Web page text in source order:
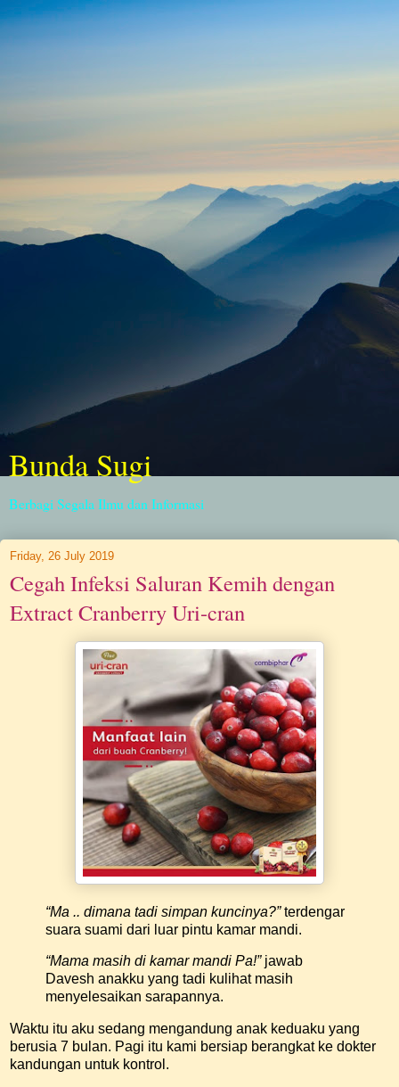
Bunda Sugi
Berbagi Segala Ilmu dan Informasi
Friday, 26 July 2019
Cegah Infeksi Saluran Kemih dengan
Extract Cranberry Uri-cran
“Ma .. dimana tadi simpan kuncinya?”terdengar
suara suami dari luar pintu kamar mandi.
“Mama masih di kamar mandi Pa!”jawab
Davesh anakku yang tadi kulihat masih
menyelesaikan sarapannya.
Waktu itu aku sedang mengandung anak keduaku yang
berusia 7 bulan. Pagi itu kami bersiap berangkat ke dokter
kandungan untuk kontrol.